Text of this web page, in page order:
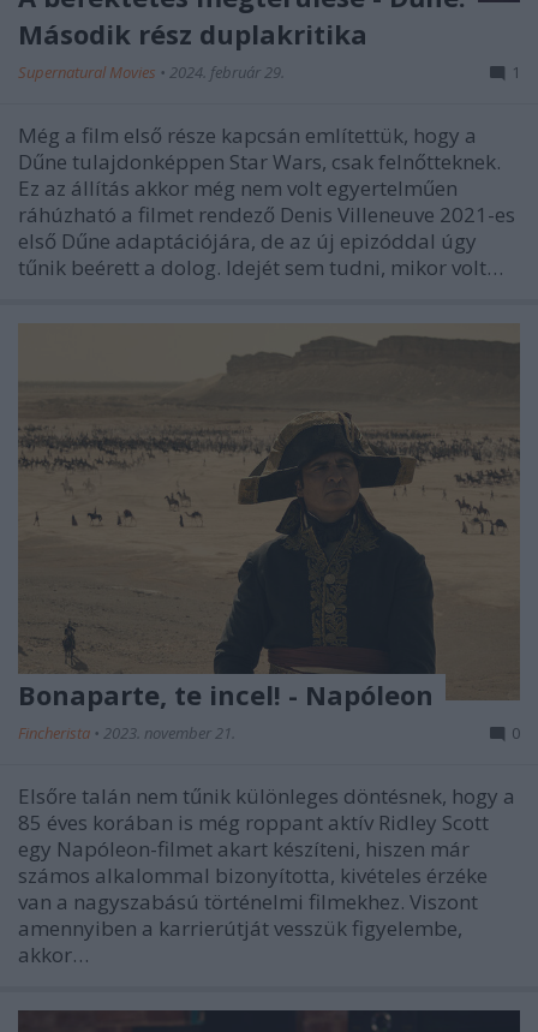
Második rész duplakritika
Supernatural Movies • 2024. február 29. 1
Még a film első része kapcsán említettük, hogy a
Dűne tulajdonképpen Star Wars, csak felnőtteknek.
Ez az állítás akkor még nem volt egyertelműen
ráhúzható a filmet rendező Denis Villeneuve 2021-es
első Dűne adaptációjára, de az új epizóddal úgy
tűnik beérett a dolog. Idejét sem tudni, mikor volt…
Bonaparte, te incel! - Napóleon
Fincherista • 2023. november 21. 0
Elsőre talán nem tűnik különleges döntésnek, hogy a
85 éves korában is még roppant aktív Ridley Scott
egy Napóleon-filmet akart készíteni, hiszen már
számos alkalommal bizonyította, kivételes érzéke
van a nagyszabású történelmi filmekhez. Viszont
amennyiben a karrierútját vesszük figyelembe,
akkor…